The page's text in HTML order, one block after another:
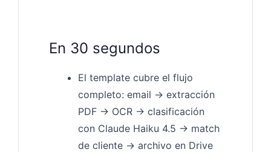
En 30 segundos
El template cubre el flujo
completo: email → extracción
PDF → OCR → clasificación
con Claude Haiku 4.5 → match
de cliente → archivo en Drive